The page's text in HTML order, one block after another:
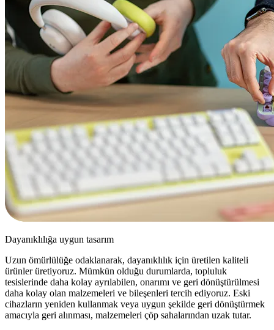
Dayanıklılığa uygun tasarım
Uzun ömürlülüğe odaklanarak, dayanıklılık için üretilen kaliteli
ürünler üretiyoruz. Mümkün olduğu durumlarda, topluluk
tesislerinde daha kolay ayrılabilen, onarımı ve geri dönüştürülmesi
daha kolay olan malzemeleri ve bileşenleri tercih ediyoruz. Eski
cihazların yeniden kullanmak veya uygun şekilde geri dönüştürmek
amacıyla geri alınması, malzemeleri çöp sahalarından uzak tutar.